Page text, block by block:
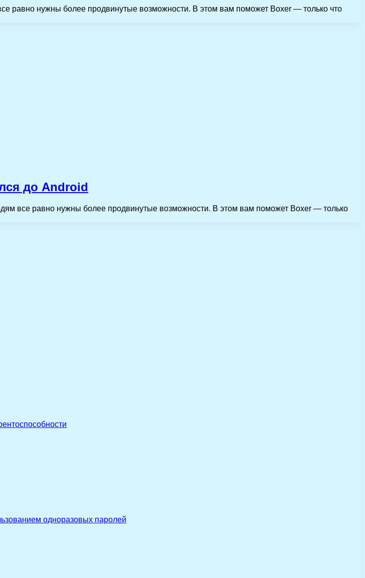
равно нужны более продвинутые возможности. В этом вам поможет Boxer — только что
до Android
все равно нужны более продвинутые возможности. В этом вам поможет Boxer — только
одноразовых паролей